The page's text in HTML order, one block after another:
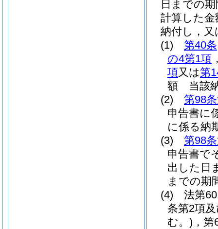
日までの
計算した
納付し，
(1)
第40条
の4第1項
項又は第
額 当該
(2)
第98
申告書に
に係る納
(3)
第98
申告書で
出した日
までの期
(4)
法第
条第2項
む。) ，